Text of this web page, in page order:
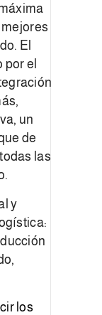
El
el
un
de
las
y
los